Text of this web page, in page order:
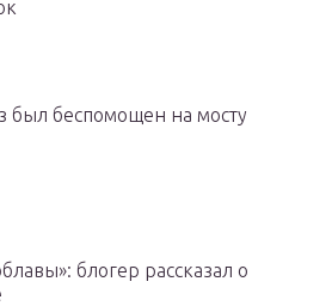
был беспомощен на мосту
блогер рассказал о